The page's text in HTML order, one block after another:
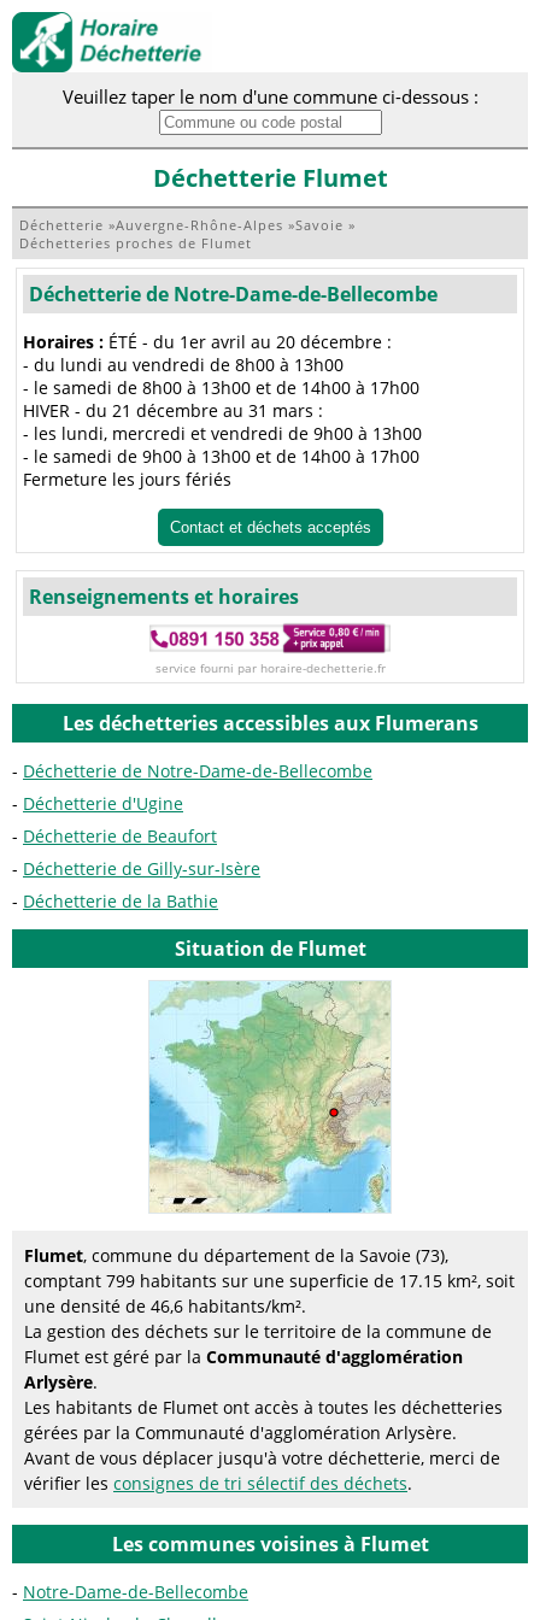
Veuillez taper le nom d'une commune ci-dessous :
Déchetterie Flumet
Déchetterie »Auvergne-Rhône-Alpes »Savoie »
Déchetteries proches de Flumet
Déchetterie de Notre-Dame-de-Bellecombe
Horaires : ÉTÉ - du 1er avril au 20 décembre :
- du lundi au vendredi de 8h00 à 13h00
- le samedi de 8h00 à 13h00 et de 14h00 à 17h00
HIVER - du 21 décembre au 31 mars :
- les lundi, mercredi et vendredi de 9h00 à 13h00
- le samedi de 9h00 à 13h00 et de 14h00 à 17h00
Fermeture les jours fériés
Contact et déchets acceptés
Renseignements et horaires
service fourni par horaire-dechetterie.fr
Les déchetteries accessibles aux Flumerans
Déchetterie de Notre-Dame-de-Bellecombe
Déchetterie d'Ugine
Déchetterie de Beaufort
Déchetterie de Gilly-sur-Isère
Déchetterie de la Bathie
Situation de Flumet
Flumet, commune du département de la Savoie (73),
comptant 799 habitants sur une superficie de 17.15 km², soit
une densité de 46,6 habitants/km².
La gestion des déchets sur le territoire de la commune de
Flumet est géré par la Communauté d'agglomération
Arlysère.
Les habitants de Flumet ont accès à toutes les déchetteries
gérées par la Communauté d'agglomération Arlysère.
Avant de vous déplacer jusqu'à votre déchetterie, merci de
vérifier les consignes de tri sélectif des déchets.
Les communes voisines à Flumet
Notre-Dame-de-Bellecombe